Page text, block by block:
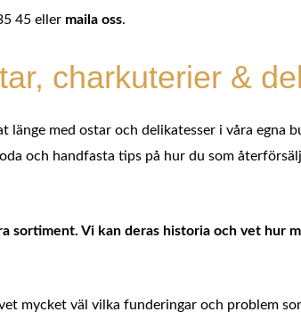
45 eller maila oss.
charkuterier &
med ostar och delikatesser i våra egna
och handfasta tips på hur du som
sortiment. Vi kan deras historia och vet hur
mycket väl vilka funderingar och problem